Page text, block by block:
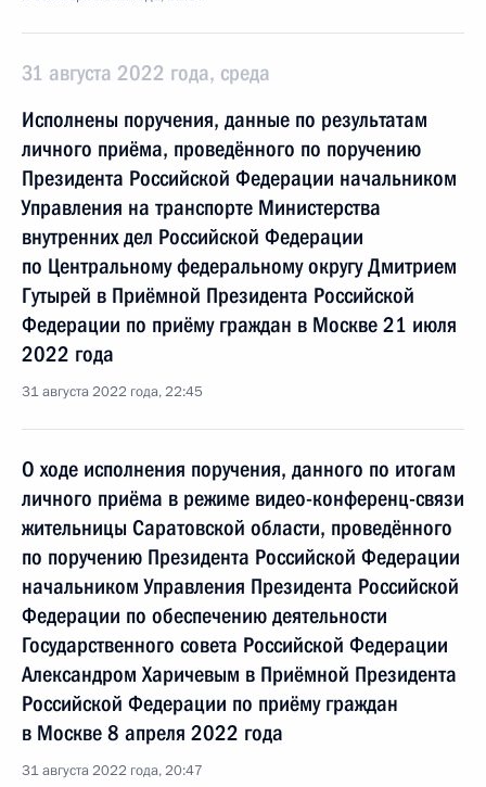
31 августа 2022 года, среда
Исполнены поручения, данные по результатам
личного приёма, проведённого по поручению
Президента Российской Федерации начальником
Управления на транспорте Министерства
внутренних дел Российской Федерации
по Центральному федеральному округу Дмитрием
Гутырей в Приёмной Президента Российской
Федерации по приёму граждан в Москве 21 июля
2022 года
31 августа 2022 года, 22:45
О ходе исполнения поручения, данного по итогам
личного приёма в режиме видео-конференц-связи
жительницы Саратовской области, проведённого
по поручению Президента Российской Федерации
начальником Управления Президента Российской
Федерации по обеспечению деятельности
Государственного совета Российской Федерации
Александром Харичевым в Приёмной Президента
Российской Федерации по приёму граждан
в Москве 8 апреля 2022 года
31 августа 2022 года, 20:47